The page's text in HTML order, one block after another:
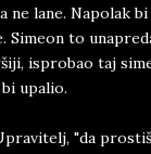
ne lane. Napolak
Simeon to
isprobao taj
upalio.
"da